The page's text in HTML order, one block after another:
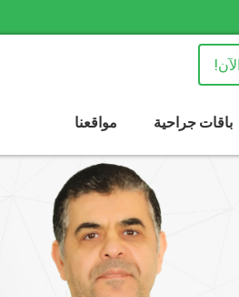
باقات جراحية مواقعنا